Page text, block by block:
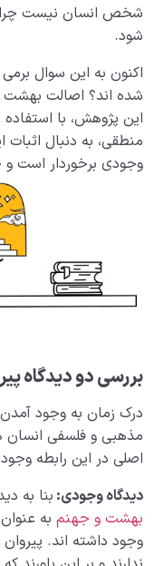
چرا شناختن ویژگی
سلوک انسانی قرار
آیا شوق بهشت در
شوق اهمیت دارد؟
ارتباط قلب سلیم و
ورود به بهشت است؟
تخیل بهشت؛ چگونه
دگرگون کند؟
بررسی 7
تظاهر به دینداری یا
باطن و ظاهر دینداری
جهنم کجاست، دلیل
چیست؟
جهنم چیست؟ عدم
می‌سازد؟
اصالت بهشت چه
شخص انسان نیست چرا
شود.
اکنون به این سوال
شده اند؟ اصالت بهشت
این پژوهش، با
منطقی، به دنبال
وجودی برخوردار است و
بررسی دو دیدگاه
درک زمان به وجود
مذهبی و فلسفی انسان
اصلی در این رابطه
دیدگاه وجودی: بنا به
بهشت و جهنم به
وجود داشته اند.